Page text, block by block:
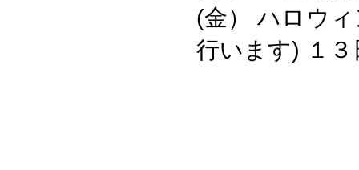
(金） ハロウ
行います) １